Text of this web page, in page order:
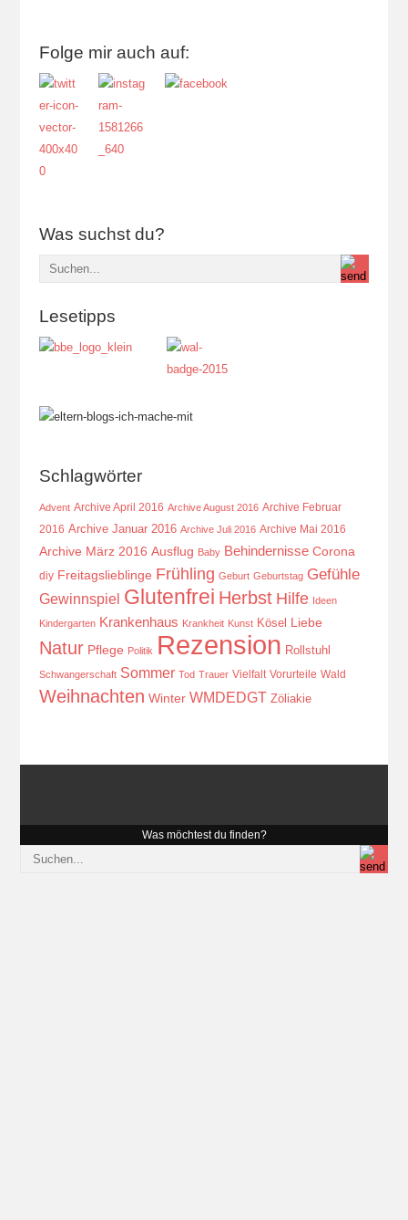
Folge mir auch auf:
Was suchst du?
Lesetipps
Schlagwörter
Advent Archive April 2016 Archive August 2016 Archive Februar
2016 Archive Januar 2016 Archive Juli 2016 Archive Mai 2016
Archive März 2016 Ausflug Baby Behindernisse Corona
diy Freitagslieblinge Frühling Geburt Geburtstag Gefühle
Gewinnspiel Glutenfrei Herbst Hilfe Ideen
Kindergarten Krankenhaus Krankheit Kunst Kösel Liebe
Natur Pflege Politik Rezension Rollstuhl
Schwangerschaft Sommer Tod Trauer Vielfalt Vorurteile Wald
Weihnachten Winter WMDEDGT Zöliakie
Was möchtest du finden?